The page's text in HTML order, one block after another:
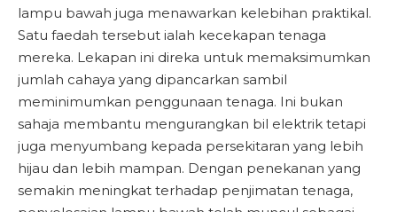
lampu bawah juga menawarkan kelebihan praktikal.
Satu faedah tersebut ialah kecekapan tenaga
mereka. Lekapan ini direka untuk memaksimumkan
jumlah cahaya yang dipancarkan sambil
meminimumkan penggunaan tenaga. Ini bukan
sahaja membantu mengurangkan bil elektrik tetapi
juga menyumbang kepada persekitaran yang lebih
hijau dan lebih mampan. Dengan penekanan yang
semakin meningkat terhadap penjimatan tenaga,